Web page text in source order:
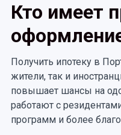
Кто имеет
Получить ипотеку в
жители, так и
повышает шансы на
работают с
программ и более